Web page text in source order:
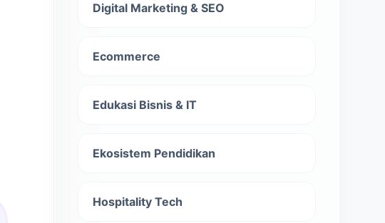
Digital Marketing & SEO
Ecommerce
Edukasi Bisnis & IT
Ekosistem Pendidikan
Hospitality Tech